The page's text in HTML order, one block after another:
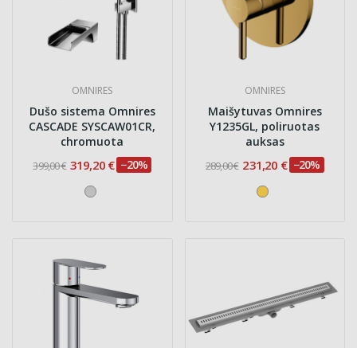
OMNIRES
Dušo sistema Omnires
CASCADE SYSCAW01CR,
chromuota
399,00 € 319,20 € −20%
OMNIRES
Maišytuvas Omnires
Y1235GL, poliruotas
auksas
289,00 € 231,20 € −20%